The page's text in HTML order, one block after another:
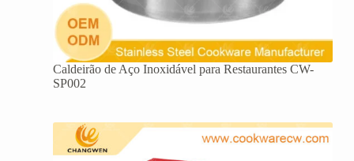
Caldeirão de Aço Inoxidável para Restaurantes CW-
SP002